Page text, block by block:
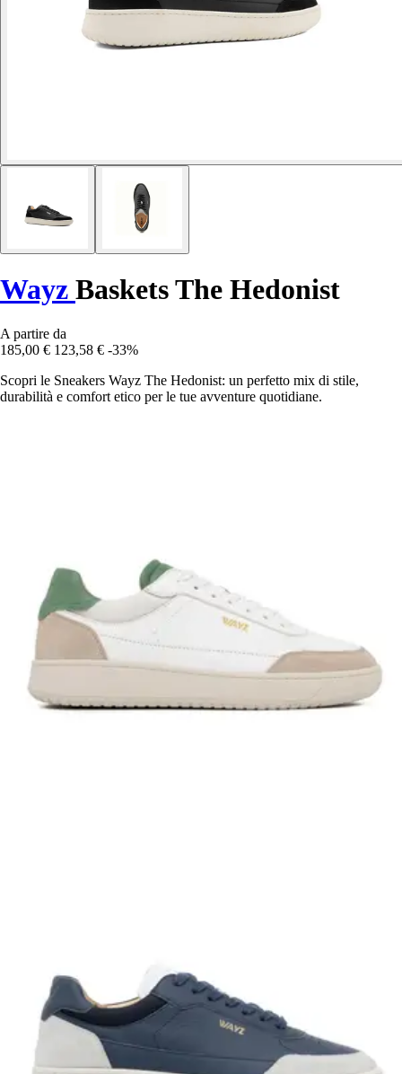
Wayz Baskets The Hedonist
A partire da
185,00 € 123,58 € -33%
Scopri le Sneakers Wayz The Hedonist: un perfetto mix di stile,
durabilità e comfort etico per le tue avventure quotidiane.